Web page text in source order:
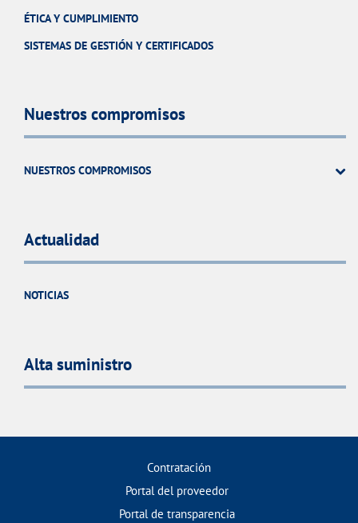
ÉTICA Y CUMPLIMIENTO
SISTEMAS DE GESTIÓN Y CERTIFICADOS
Nuestros compromisos
NUESTROS COMPROMISOS
Actualidad
NOTICIAS
Alta suministro
Contratación
Portal del proveedor
Portal de transparencia